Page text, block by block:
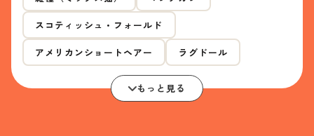
スコティッシュ・フォールド
アメリカンショートヘアー ラグドール
もっと見る